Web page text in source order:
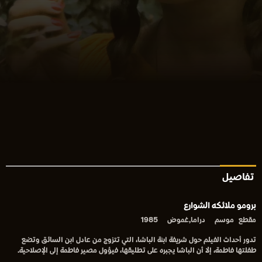
تفاصيل
برومو ملائكه الشوارع
مقطع موسم دراما,غموض 1985
تدور أحداث الفيلم حول شريفة ابنة الباشا، التي تتزوج من عادل ابن السائق وتضع
طفلتها فاطمة، إلا أن الباشا يجبره على تطليقها، فيؤول مصير فاطمة إلى الإصلاحية.